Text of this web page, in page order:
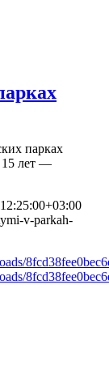
парках
15 лет —
v-parkah-